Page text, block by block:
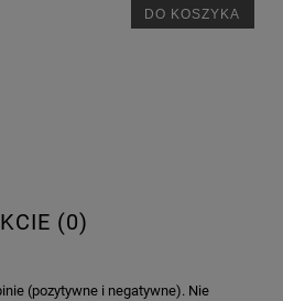
DO KOSZYKA
(0)
(pozytywne i negatywne). Nie